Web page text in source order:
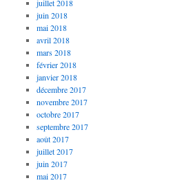
juillet 2018
juin 2018
mai 2018
avril 2018
mars 2018
février 2018
janvier 2018
décembre 2017
novembre 2017
octobre 2017
septembre 2017
août 2017
juillet 2017
juin 2017
mai 2017